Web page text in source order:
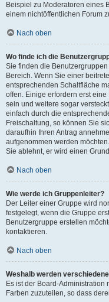
Beispiel zu Moderatoren eines
einem nichtöffentlichen Forum
Nach oben
Wo finde ich die
Sie finden die
Bereich. Wenn Sie einer
entsprechenden Schaltfläche
offen. Einige erfordern erst
sein und weitere sogar
einfach durch die
Freischaltung, so können Sie
daraufhin Ihren Antrag
aufgenommen werden
Sie ablehnt, er wird einen
Nach oben
Wie werde ich Gruppenleiter?
Der Leiter einer Gruppe wird
festgelegt, wenn die Gruppe
Benutzergruppe erstellen
kontaktieren.
Nach oben
Weshalb werden
Es ist der Board-
Farben zuzuteilen, so dass